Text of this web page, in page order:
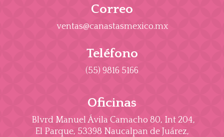
Correo
ventas@canastasmexico.mx
Teléfono
(55) 9816 5166
Oficinas
Blvrd Manuel Ávila Camacho 80, Int 204,
El Parque, 53398 Naucalpan de Juárez,